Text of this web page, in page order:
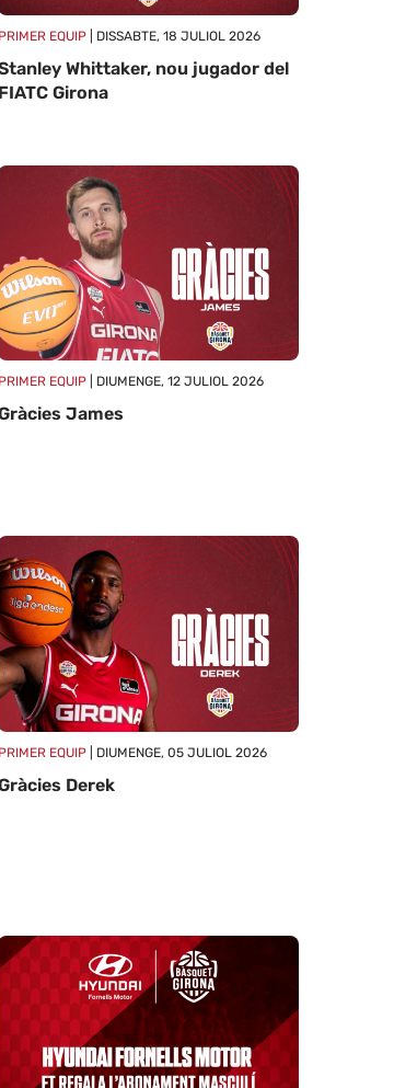
PRIMER EQUIP | DISSABTE, 18 JULIOL 2026
Whittaker, nou jugador del
FIATC Girona
PRIMER EQUIP | DIUMENGE, 12 JULIOL 2026
James
PRIMER EQUIP | DIUMENGE, 05 JULIOL 2026
Derek